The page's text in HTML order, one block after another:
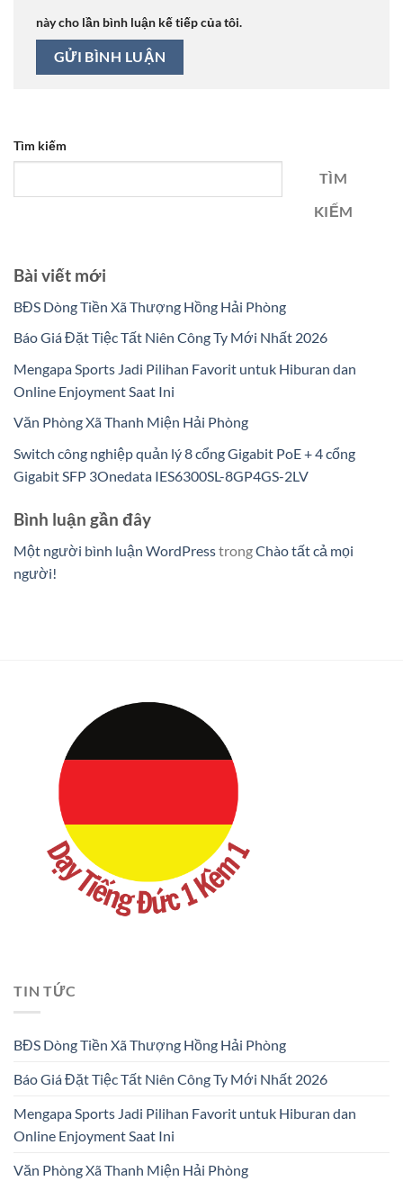
này cho lần bình luận kế tiếp của tôi.
Tìm kiếm
TÌM
KIẾM
Bài viết mới
BĐS Dòng Tiền Xã Thượng Hồng Hải Phòng
Báo Giá Đặt Tiệc Tất Niên Công Ty Mới Nhất 2026
Mengapa Sports Jadi Pilihan Favorit untuk Hiburan dan
Online Enjoyment Saat Ini
Văn Phòng Xã Thanh Miện Hải Phòng
Switch công nghiệp quản lý 8 cổng Gigabit PoE + 4 cổng
Gigabit SFP 3Onedata IES6300SL-8GP4GS-2LV
Bình luận gần đây
Một người bình luận WordPresstrongChào tất cả mọi
người!
TIN TỨC
BĐS Dòng Tiền Xã Thượng Hồng Hải Phòng
Báo Giá Đặt Tiệc Tất Niên Công Ty Mới Nhất 2026
Mengapa Sports Jadi Pilihan Favorit untuk Hiburan dan
Online Enjoyment Saat Ini
Văn Phòng Xã Thanh Miện Hải Phòng